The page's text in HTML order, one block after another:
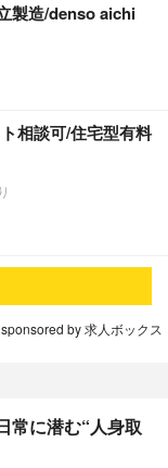
製造/denso aichi
相談可/住宅型有料
sponsored by 求人ボックス
常に潜む“人身取